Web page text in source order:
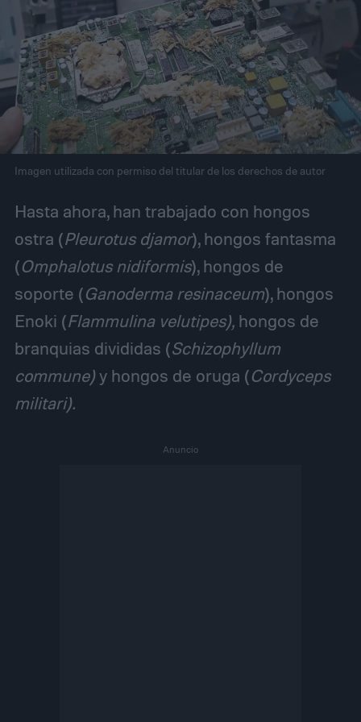
Imagen utilizada con permiso del titular de los derechos de autor
Hasta ahora, han trabajado con hongos
ostra (Pleurotus djamor), hongos fantasma
(Omphalotus nidiformis), hongos de
soporte (Ganoderma resinaceum), hongos
Enoki (Flammulina velutipes),hongos de
branquias divididas (Schizophyllum
commune)y hongos de oruga (Cordyceps
militari).